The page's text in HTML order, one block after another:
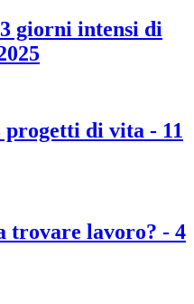
giorni intensi di
progetti di vita - 11
trovare lavoro? - 4